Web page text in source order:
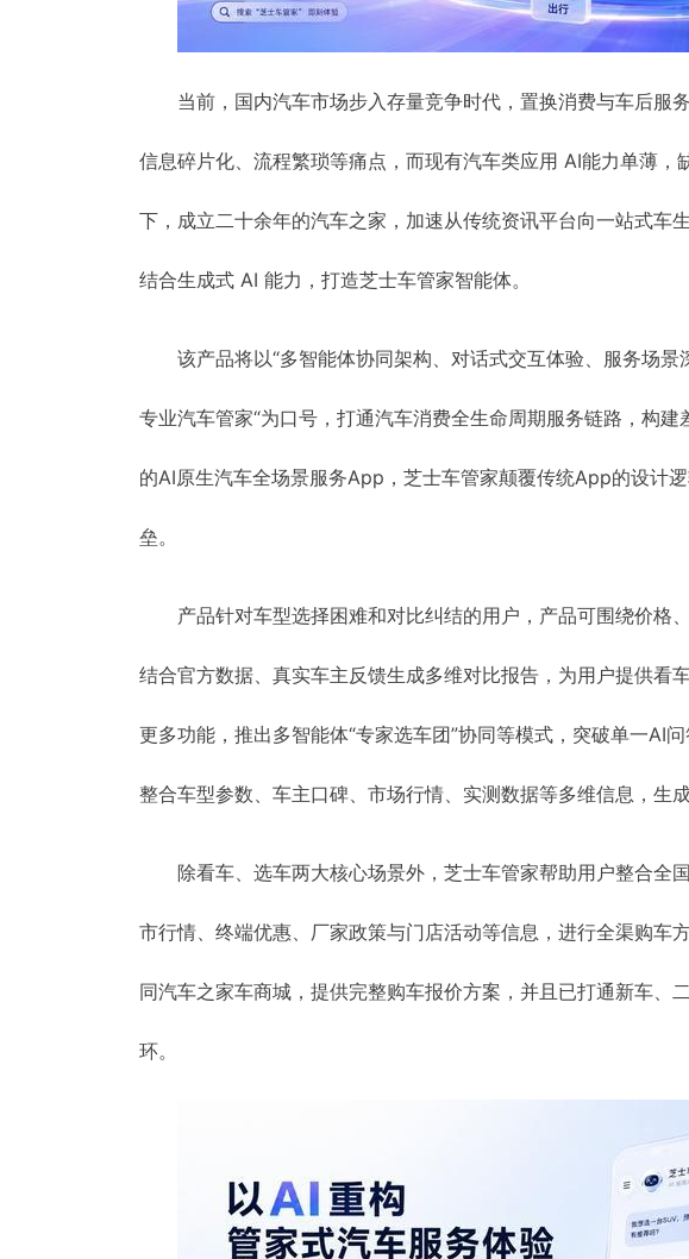
当前，国内汽车市场步入存量竞争时代，置换消费与车后服
信息碎片化、流程繁琐等痛点，而现有汽车类应用 AI能力单薄
下，成立二十余年的汽车之家，加速从传统资讯平台向一站式车
结合生成式 AI 能力，打造芝士车管家智能体。
该产品将以“多智能体协同架构、对话式交互体验、服务场
专业汽车管家“为口号，打通汽车消费全生命周期服务链路，构
的AI原生汽车全场景服务App，芝士车管家颠覆传统App的设计
垒。
产品针对车型选择困难和对比纠结的用户，产品可围绕价格
结合官方数据、真实车主反馈生成多维对比报告，为用户提供看
更多功能，推出多智能体“专家选车团”协同等模式，突破单一AI
整合车型参数、车主口碑、市场行情、实测数据等多维信息，生
除看车、选车两大核心场景外，芝士车管家帮助用户整合全
市行情、终端优惠、厂家政策与门店活动等信息，进行全渠购车
同汽车之家车商城，提供完整购车报价方案，并且已打通新车、
环。